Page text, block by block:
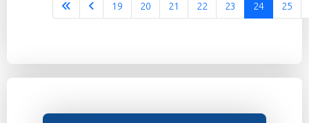
Stranica 24 od 37
19 20 21 22 23 24 25